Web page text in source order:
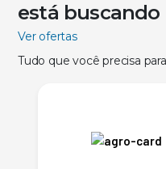
está buscando
Ver ofertas
Tudo que você precisa